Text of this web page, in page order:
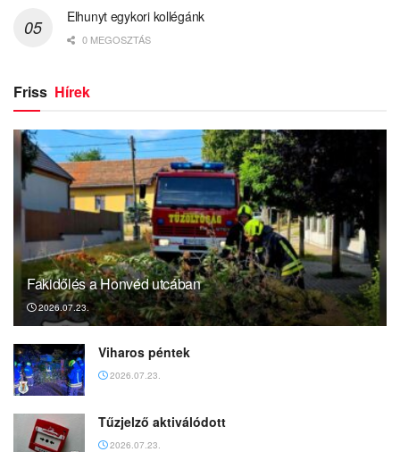
Elhunyt egykori kollégánk
0 MEGOSZTÁS
Friss Hírek
Fakidőlés a Honvéd utcában
2026.07.23.
Viharos péntek
2026.07.23.
Tűzjelző aktiválódott
2026.07.23.